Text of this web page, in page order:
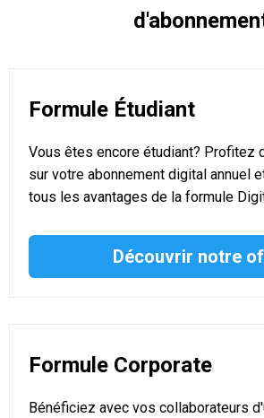
Formule Étudiant
Vous êtes encore étudiant? Profitez
sur votre abonnement digital annuel
tous les avantages de la formule
Découvrir notre
Formule Corporate
Bénéficiez avec vos collaborateurs